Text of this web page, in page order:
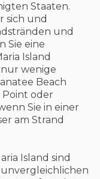
Staaten.
sich und
und
Sie eine
Island
wenige
Beach
oder
Sie in einer
am Strand
Island sind